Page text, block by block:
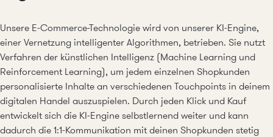
Unsere E-Commerce-Technologie wird von unserer KI-Engine,
einer Vernetzung intelligenter Algorithmen, betrieben. Sie nutzt
Verfahren der künstlichen Intelligenz (Machine Learning und
Reinforcement Learning), um jedem einzelnen Shopkunden
personalisierte Inhalte an verschiedenen Touchpoints in deinem
digitalen Handel auszuspielen. Durch jeden Klick und Kauf
entwickelt sich die KI-Engine selbstlernend weiter und kann
dadurch die 1:1-Kommunikation mit deinen Shopkunden stetig